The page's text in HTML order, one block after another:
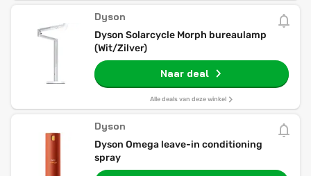
Dyson
Dyson Solarcycle Morph bureaulamp
(Wit/Zilver)
Naar deal
Alle deals van deze winkel
Dyson
Dyson Omega leave-in conditioning
spray